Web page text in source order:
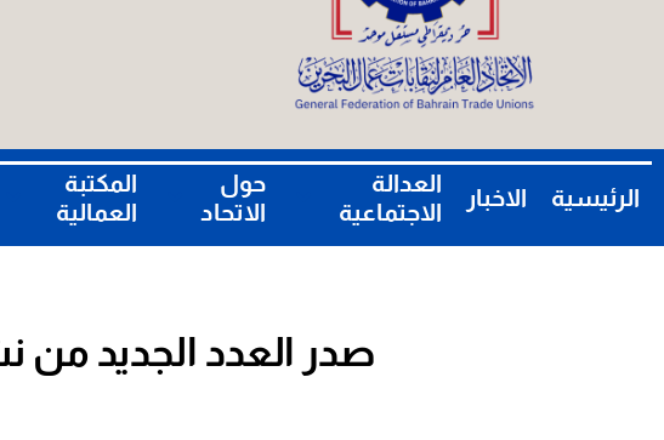
الرئيسية الاخبار
العدالة
الاجتماعية
حول
الاتحاد
المكتبة
العمالية
صدر العدد الجديد من نشرة